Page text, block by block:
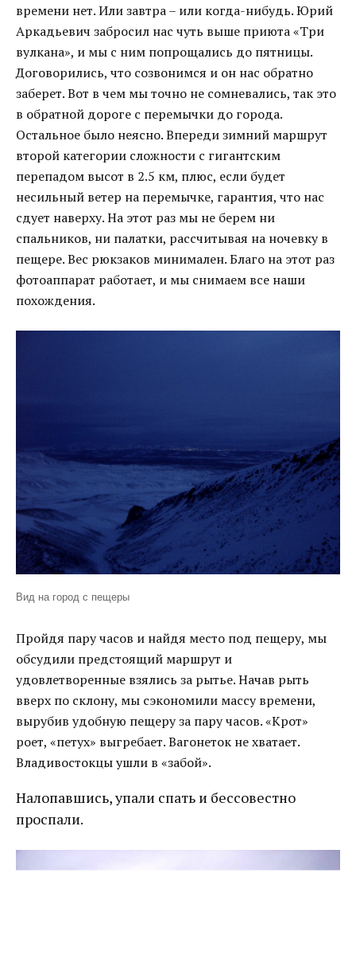
времени нет. Или завтра – или когда-нибудь. Юрий
Аркадьевич забросил нас чуть выше приюта «Три
вулкана», и мы с ним попрощались до пятницы.
Договорились, что созвонимся и он нас обратно
заберет. Вот в чем мы точно не сомневались, так это
в обратной дороге с перемычки до города.
Остальное было неясно. Впереди зимний маршрут
второй категории сложности с гигантским
перепадом высот в 2.5 км, плюс, если будет
несильный ветер на перемычке, гарантия, что нас
сдует наверху. На этот раз мы не берем ни
спальников, ни палатки, рассчитывая на ночевку в
пещере. Вес рюкзаков минимален. Благо на этот раз
фотоаппарат работает, и мы снимаем все наши
похождения.
Вид на город с пещеры
Пройдя пару часов и найдя место под пещеру, мы
обсудили предстоящий маршрут и
удовлетворенные взялись за рытье. Начав рыть
вверх по склону, мы сэкономили массу времени,
вырубив удобную пещеру за пару часов. «Крот»
роет, «петух» выгребает. Вагонеток не хватает.
Владивостокцы ушли в «забой».
Налопавшись, упали спать и бессовестно
проспали.